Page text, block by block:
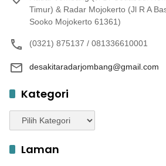
Timur) & Radar Mojokerto (Jl R A
Sooko Mojokerto 61361)
(0321) 875137 / 081336610001
desakitaradarjombang@gmail.com
Kategori
Kategori
Laman